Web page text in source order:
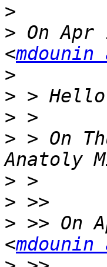
>
> On Apr
<
>
>
>
> > On
>
>
> >> On
<